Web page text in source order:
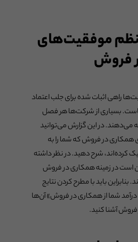
موفقیت‌های
فروش
راهی اثبات شده برای جلب اعتماد
بسیاری از شرکت‌ها هر فصل
می‌دهند. در این گزارش می‌توانید
همکاری در فروش که شما را به
کرده‌اند، شرح دهید. در نظر داشته
است در زمینه همکاری در فروش
باید با مطرح کردن نتایج
شما از همکاری در فروش» آن‌ها
فروش آشنا کنید.